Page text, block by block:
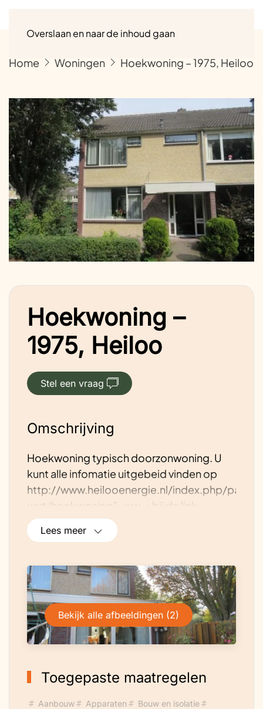
Overslaan en naar de inhoud gaan
Home Woningen Hoekwoning – 1975, Heiloo
Hoekwoning –
1975, Heiloo
Stel een vraag
Omschrijving
Hoekwoning typisch doorzonwoning. U
kunt alle infomatie uitgebeid vinden op
http://www.heilooenergie.nl/index.php/
vert/hoekwoning”>ww…; bij de link
Termijen 96 1975
Lees meer
Bekijk alle afbeeldingen (2)
Toegepaste maatregelen
Aanbouw Apparaten
Bouw en isolatie